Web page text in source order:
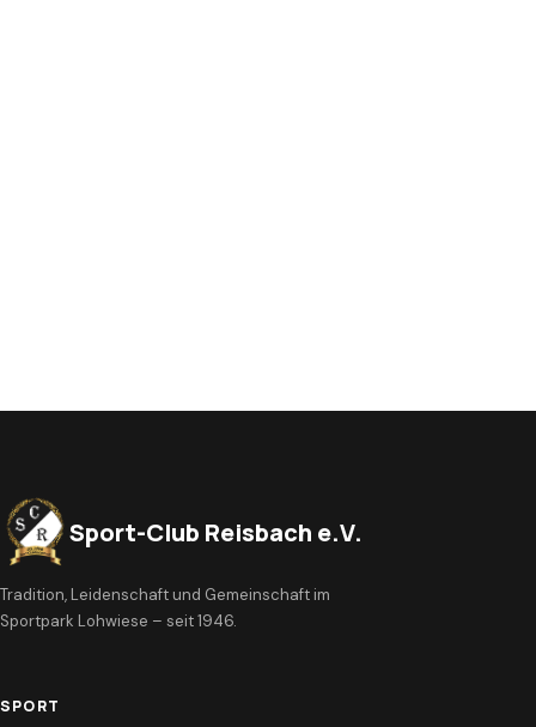
Sport-Club Reisbach e.V.
Tradition, Leidenschaft und Gemeinschaft im
Sportpark Lohwiese – seit 1946.
SPORT